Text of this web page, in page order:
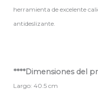
herramienta de excelente
antideslizante.
****Dimensiones del
Largo: 40.5 cm